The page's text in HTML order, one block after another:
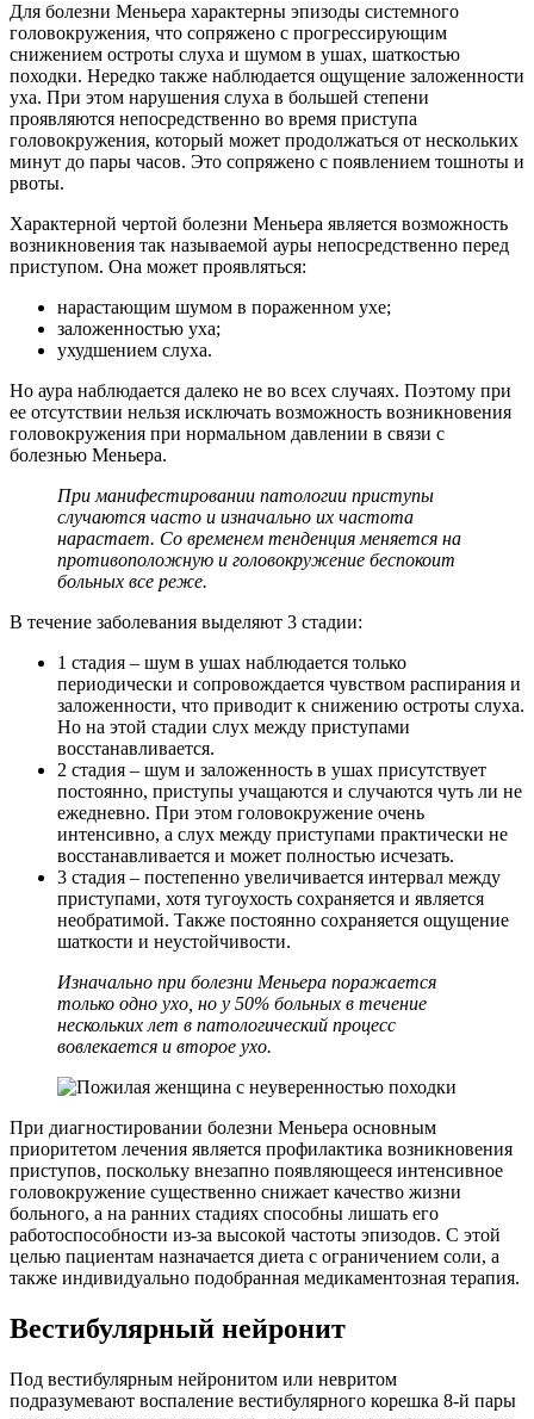
Для болезни Меньера характерны эпизоды системного
головокружения, что сопряжено с прогрессирующим
снижением остроты слуха и шумом в ушах, шаткостью
походки. Нередко также наблюдается ощущение заложенности
уха. При этом нарушения слуха в большей степени
проявляются непосредственно во время приступа
головокружения, который может продолжаться от нескольких
минут до пары часов. Это сопряжено с появлением тошноты и
рвоты.
Характерной чертой болезни Меньера является возможность
возникновения так называемой ауры непосредственно перед
приступом. Она может проявляться:
нарастающим шумом в пораженном ухе;
заложенностью уха;
ухудшением слуха.
Но аура наблюдается далеко не во всех случаях. Поэтому при
ее отсутствии нельзя исключать возможность возникновения
головокружения при нормальном давлении в связи с
болезнью Меньера.
При манифестировании патологии приступы
случаются часто и изначально их частота
нарастает. Со временем тенденция меняется на
противоположную и головокружение беспокоит
больных все реже.
В течение заболевания выделяют 3 стадии:
1 стадия – шум в ушах наблюдается только
периодически и сопровождается чувством распирания и
заложенности, что приводит к снижению остроты слуха.
Но на этой стадии слух между приступами
восстанавливается.
2 стадия – шум и заложенность в ушах присутствует
постоянно, приступы учащаются и случаются чуть ли не
ежедневно. При этом головокружение очень
интенсивно, а слух между приступами практически не
восстанавливается и может полностью исчезать.
3 стадия – постепенно увеличивается интервал между
приступами, хотя тугоухость сохраняется и является
необратимой. Также постоянно сохраняется ощущение
шаткости и неустойчивости.
Изначально при болезни Меньера поражается
только одно ухо, но у 50% больных в течение
нескольких лет в патологический процесс
вовлекается и второе ухо.
При диагностировании болезни Меньера основным
приоритетом лечения является профилактика возникновения
приступов, поскольку внезапно появляющееся интенсивное
головокружение существенно снижает качество жизни
больного, а на ранних стадиях способны лишать его
работоспособности из-за высокой частоты эпизодов. С этой
целью пациентам назначается диета с ограничением соли, а
также индивидуально подобранная медикаментозная терапия.
Вестибулярный нейронит
Под вестибулярным нейронитом или невритом
подразумевают воспаление вестибулярного корешка 8-й пары